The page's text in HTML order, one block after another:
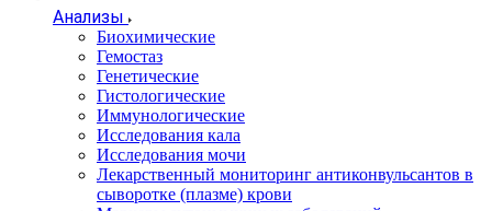
Анализы
Биохимические
Гемостаз
Генетические
Гистологические
Иммунологические
Исследования кала
Исследования мочи
Лекарственный мониторинг антиконвульсантов в
сыворотке (плазме) крови